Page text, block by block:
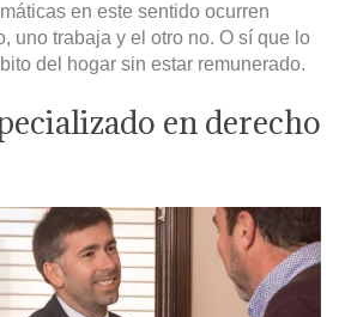
en este sentido ocurren
uno trabaja y el otro no. O sí que lo
del hogar sin estar remunerado.
en derecho